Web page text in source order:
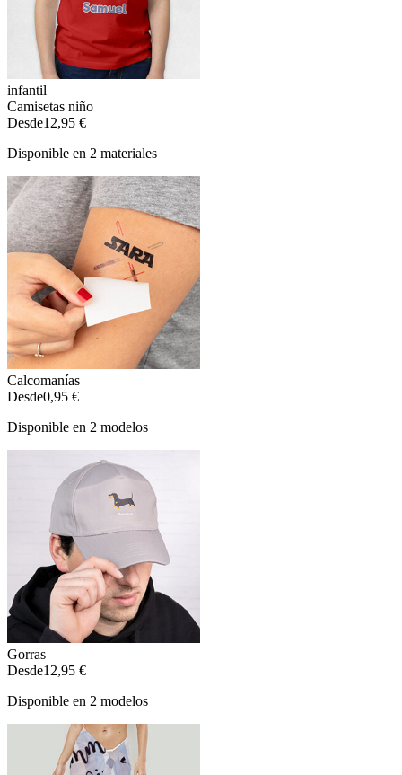
infantil
Camisetas niño
Desde12,95 €
Disponible en 2 materiales
Calcomanías
Desde0,95 €
Disponible en 2 modelos
Gorras
Desde12,95 €
Disponible en 2 modelos